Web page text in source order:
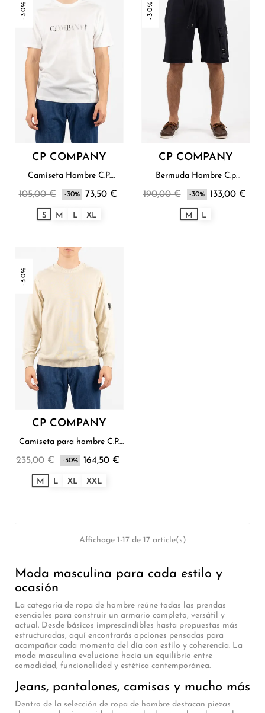
-30%
CP COMPANY
Camiseta Hombre C.P.
105,00 € -30% 73,50 €
S M L XL
-30%
CP COMPANY
Bermuda Hombre C.p
190,00 € -30% 133,00 €
M L
-30%
CP COMPANY
Camiseta para hombre C.P.
235,00 € -30% 164,50 €
M L XL XXL
Affichage 1-17 de 17 article(s)
Moda masculina para cada estilo y
ocasión
La categoría de ropa de hombre reúne todas las prendas
esenciales para construir un armario completo, versátil y
actual. Desde básicos imprescindibles hasta propuestas más
estructuradas, aquí encontrarás opciones pensadas para
acompañar cada momento del día con estilo y coherencia. La
moda masculina evoluciona hacia un equilibrio entre
comodidad, funcionalidad y estética contemporánea.
Jeans, pantalones, camisas y mucho más
Dentro de la selección de ropa de hombre destacan piezas